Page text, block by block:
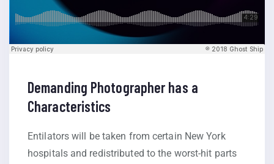
Demanding Photographer has a
Characteristics
Entilators will be taken from certain New York
hospitals and redistributed to the worst-hit parts